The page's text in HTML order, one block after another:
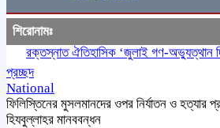
শিরোনামঃ
রক্তস্নাত ঐতিহাসিক ‌‘জুলাই গণ-অভ্যুত্থান
প্রচ্ছদ
National
ফিলিস্তিনের মুসলমানদের ওপর নির্যাতন ও হত্যার
হিযবুল্লাহর মানববন্ধন